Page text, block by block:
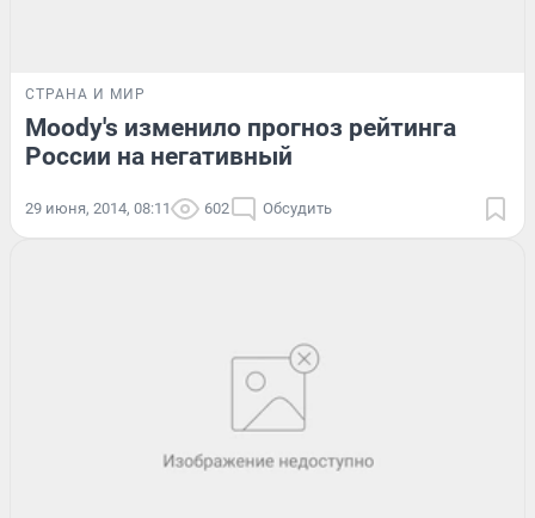
СТРАНА И МИР
Moody's изменило прогноз рейтинга
России на негативный
29 июня, 2014, 08:11 602 Обсудить